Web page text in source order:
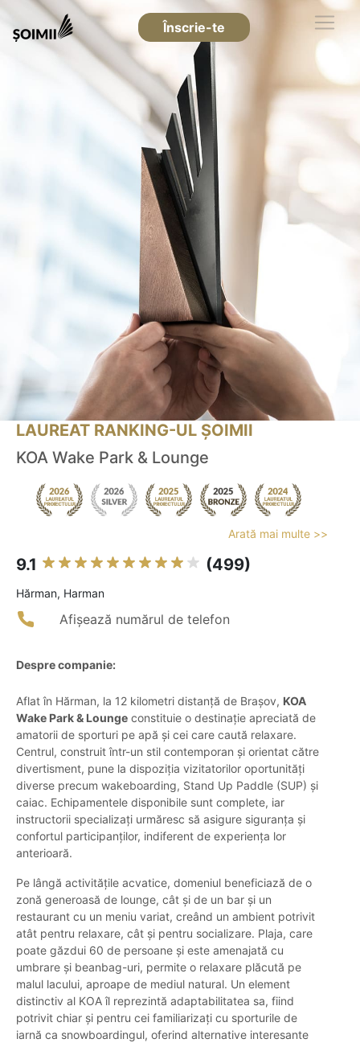
Înscrie-te
LAUREAT RANKING-UL ȘOIMII
KOA Wake Park & Lounge
Arată mai multe >>
9.1 (499)
Hărman, Harman
Afișează numărul de telefon
Despre companie:
Aflat în Hărman, la 12 kilometri distanță de Brașov, KOA
Wake Park & Lounge constituie o destinație apreciată de
amatorii de sporturi pe apă și cei care caută relaxare.
Centrul, construit într-un stil contemporan și orientat către
divertisment, pune la dispoziția vizitatorilor oportunități
diverse precum wakeboarding, Stand Up Paddle (SUP) și
caiac. Echipamentele disponibile sunt complete, iar
instructorii specializați urmăresc să asigure siguranța și
confortul participanților, indiferent de experiența lor
anterioară.
Pe lângă activitățile acvatice, domeniul beneficiază de o
zonă generoasă de lounge, cât și de un bar și un
restaurant cu un meniu variat, creând un ambient potrivit
atât pentru relaxare, cât și pentru socializare. Plaja, care
poate găzdui 60 de persoane și este amenajată cu
umbrare și beanbag-uri, permite o relaxare plăcută pe
malul lacului, aproape de mediul natural. Un element
distinctiv al KOA îl reprezintă adaptabilitatea sa, fiind
potrivit chiar și pentru cei familiarizați cu sporturile de
iarnă ca snowboardingul, oferind alternative interesante